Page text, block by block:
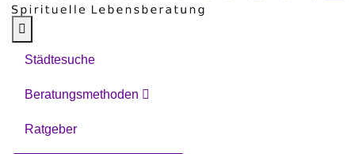
Städtesuche
Beratungsmethoden
Ratgeber